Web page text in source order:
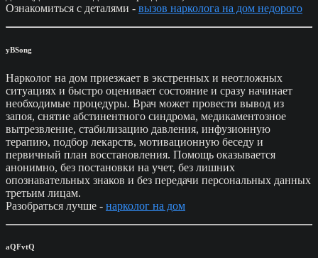
Ознакомиться с деталями - вызов нарколога на дом недорого
yBSong
Нарколог на дом приезжает в экстренных и неотложных
ситуациях и быстро оценивает состояние и сразу начинает
необходимые процедуры. Врач может провести вывод из
запоя, снятие абстинентного синдрома, медикаментозное
вытрезвление, стабилизацию давления, инфузионную
терапию, подбор лекарств, мотивационную беседу и
первичный план восстановления. Помощь оказывается
анонимно, без постановки на учет, без лишних
опознавательных знаков и без передачи персональных данных
третьим лицам.
Разобраться лучше - нарколог на дом
aQFvtQ